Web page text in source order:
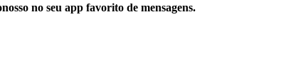
no seu app favorito de mensagens.